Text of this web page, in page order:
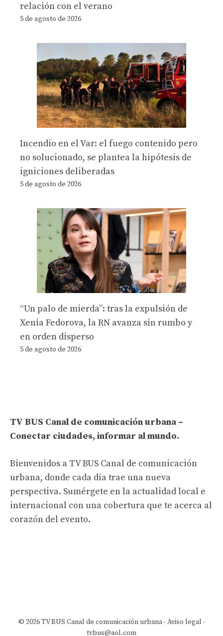
relación con el verano
5 de agosto de 2026
Incendio en el Var: el fuego contenido pero
no solucionado, se plantea la hipótesis de
igniciones deliberadas
5 de agosto de 2026
“Un palo de mierda”: tras la expulsión de
Xenia Fedorova, la RN avanza sin rumbo y
en orden disperso
5 de agosto de 2026
TV BUS Canal de comunicación urbana –
Conectar ciudades, informar al mundo.
Bienvenidos a TV BUS Canal de comunicación
urbana, donde cada día trae una nueva
perspectiva. Sumérgete en la actualidad local e
internacional con una cobertura que te acerca al
corazón del evento.
© 2026 TV BUS Canal de comunicación urbana -Aviso legal -
tvbus@aol.com